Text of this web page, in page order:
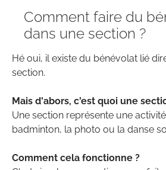
Comment faire du
dans une section ?
Hé oui, il existe du bénévolat lié
section.
Mais d'abors, c'est quoi une
Une section représente une
badminton, la photo ou la danse
Comment cela fonctionne ?